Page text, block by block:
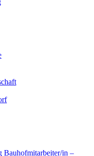
Bauhofmitarbeiter/in –